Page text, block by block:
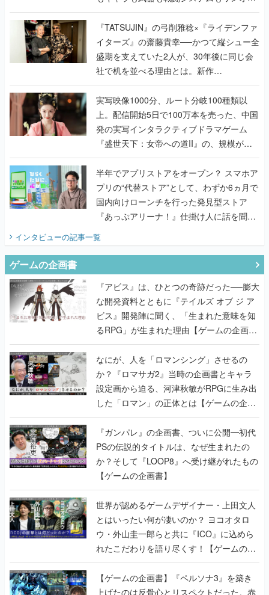
で作り込まれた理由を両ディレクターに聞
く
『TATSUJIN』の弓削雅稔×『ライデンファ
イターズ』の齋藤貴幸──かつて縦シュー全
盛期を支えていた2人が、30年後に同じ会
社で机を並べる理由とは。新作
『TATSUJIN EXTREME』で初タッグを組
んだレジェンド2人に訊く開発秘話
実写映像1000分、ルート分岐100種類以
上。配信開始5日で100万本を売った、中国
発の実写インタラクティブドラマゲーム
『盛世天下：女帝への道II』の、規模が違
うこだわりをプロデューサーに聞いた
半年でアプリストアをオープン？ スマホア
プリの“代替ストア”として、わずか6ヵ月で
国内向けローンチを行った発見型ストア
『あっぷアリーナ！』仕掛け人に話を聞い
てみた
インタビューの記事一覧
ゲームの企画書
『アビス』は、ひとつの奇跡だった──膨大
な開発資料とともに『テイルズ オブ ジ ア
ビス』開発陣に聞く、「生まれた意味を知
るRPG」が生まれた理由【ゲームの企画
書】
なにが、人を「ロマンシング」させるの
か？『ロマサガ2』当時の企画書とキャラ
設定画から迫る、河津秋敏がRPGに生み出
した「ロマン」の正体とは【ゲームの企画
書】
『ガンパレ』の企画書、ついに公開━初代
PSの伝説的タイトルは、なぜ生まれたの
か？そして『LOOP8』へ受け継がれたもの
【ゲームの企画書】
世界が認めるゲームデザイナー・上田文人
とはいったい何が凄いのか？ ヨコオタロ
ウ・外山圭一郎らと共に『ICO』に込めら
れたこだわりを語り尽くす！【ゲームの企
画書】
【ゲームの企画書】『ペルソナ3』を築き
上げたのは反骨心とリスペクトだった。赤